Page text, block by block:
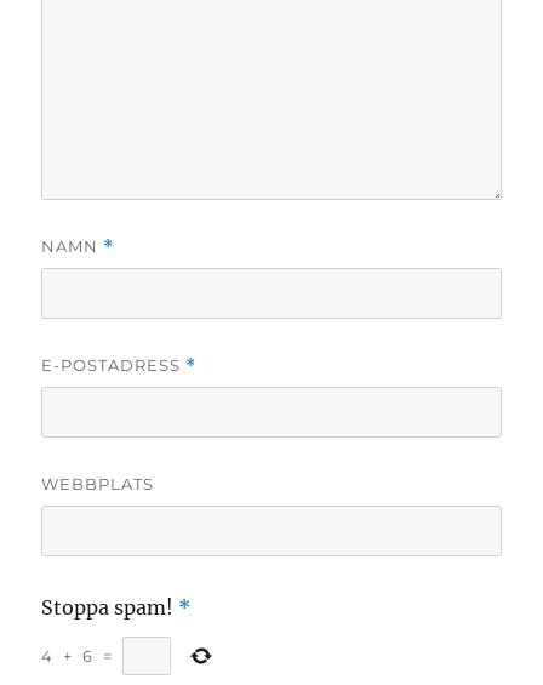
NAMN *
E-POSTADRESS *
WEBBPLATS
Stoppa spam! *
4 + 6 =